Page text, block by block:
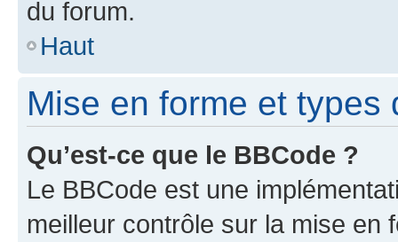
du forum.
Haut
Mise en forme et types
Qu’est-ce que le BBCode ?
Le BBCode est une
meilleur contrôle sur la mise en